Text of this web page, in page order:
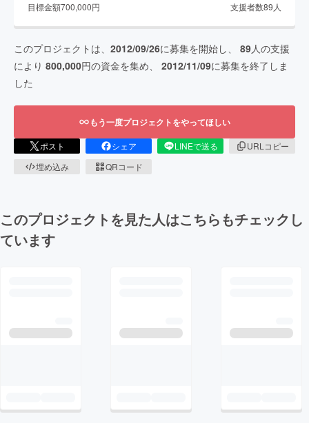
目標金額700,000円 支援者数89 人
このプロジェクトは、 2012/09/26に募集を開始し、 89人の支援
により 800,000円の資金を集め、 2012/11/09に募集を終了しま
した
もう一度プロジェクトをやってほしい
ポスト シェア LINEで送る
URLコピー
埋め込み
QRコード
このプロジェクトを見た人はこちらもチェックし
ています